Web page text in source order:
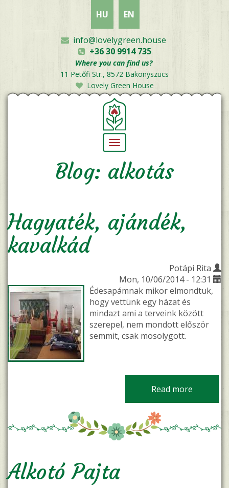
HU EN
info@lovelygreen.house
+36 30 9914 735
Where you can find us?
11 Petőfi Str., 8572 Bakonyszücs
Lovely Green House
Toggle
navigation
Blog: alkotás
Hagyaték, ajándék,
kavalkád
Potápi Rita
Mon, 10/06/2014 - 12:31
Édesapámnak mikor elmondtuk,
hogy vettünk egy házat és
mindazt ami a terveink között
szerepel, nem mondott először
semmit, csak mosolygott.
Read more
Alkotó Pajta